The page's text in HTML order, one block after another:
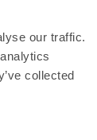
our traffic.
collected